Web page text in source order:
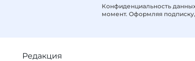
Конфиденциальность
момент. Оформляя
Редакция